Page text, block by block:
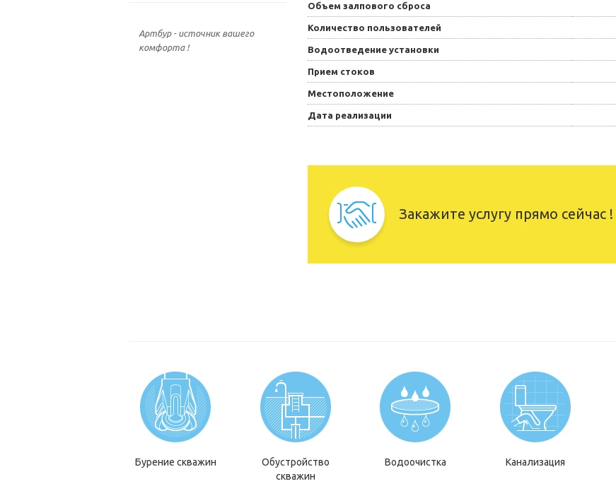
Артбур - источник вашего
комфорта !
Объем залпового сброса
Количество пользователей
Водоотведение установки
Прием стоков
Местоположение
Дата реализации
Закажите услугу прямо сейчас !
Бурение скважин
Обустройство
скважин
Водоочистка Канализация